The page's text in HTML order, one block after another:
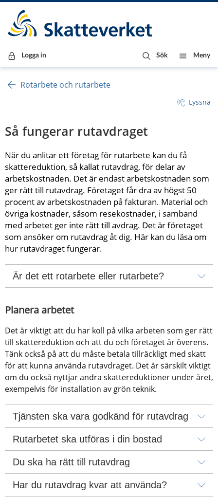
Till innehåll
Till navigationen
Till chattrobot
Logga in Sök Meny
Rotarbete och rutarbete
Lyssna
Så fungerar rutavdraget
När du anlitar ett företag för rutarbete kan du få
skattereduktion, så kallat rutavdrag, för delar av
arbetskostnaden. Det är endast arbetskostnaden som
ger rätt till rutavdrag. Företaget får dra av högst 50
procent av arbetskostnaden på fakturan. Material och
övriga kostnader, såsom resekostnader, i samband
med arbetet ger inte rätt till avdrag. Det är företaget
som ansöker om rutavdrag åt dig. Här kan du läsa om
hur rutavdraget fungerar.
Är det ett rotarbete eller rutarbete?
Planera arbetet
Det är viktigt att du har koll på vilka arbeten som ger rätt
till skattereduktion och att du och företaget är överens.
Tänk också på att du måste betala tillräckligt med skatt
för att kunna använda rutavdraget. Det är särskilt viktigt
om du också nyttjar andra skattereduktioner under året,
exempelvis för installation av grön teknik.
Tjänsten ska vara godkänd för rutavdrag
Rutarbetet ska utföras i din bostad
Du ska ha rätt till rutavdrag
Har du rutavdrag kvar att använda?